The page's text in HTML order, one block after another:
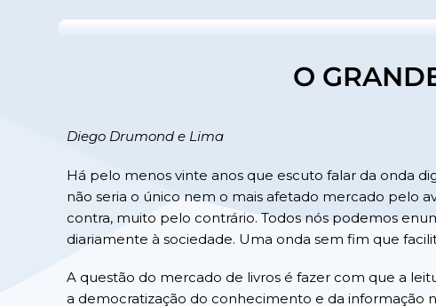
O
Diego Drumond e Lima
Há pelo menos vinte anos que escuto falar da onda
não seria o único nem o mais afetado mercado pelo
contra, muito pelo contrário. Todos nós podemos
diariamente à sociedade. Uma onda sem fim que
A questão do mercado de livros é fazer com que a
a democratização do conhecimento e da informação